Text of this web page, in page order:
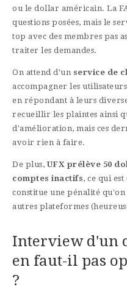
ou le dollar américain. La
questions posées, mais le
top avec des membres pas
traiter les demandes.
On attend d'un service de
accompagner les
en répondant à leurs
recueillir les plaintes ainsi
d'amélioration, mais ces
avoir rien à faire.
De plus, UFX prélève 50
comptes inactifs, ce qui
constitue une pénalité
autres plateformes
Interview d'un
en faut-il pas
?